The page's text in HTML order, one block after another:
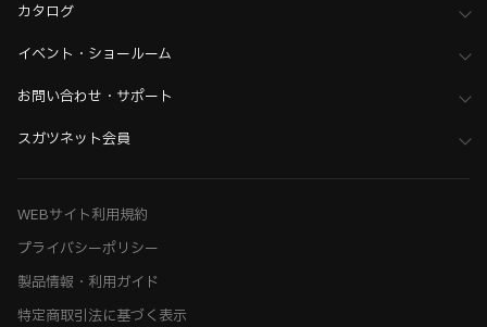
カタログ
イベント・ショールーム
お問い合わせ・サポート
スガツネット会員
WEBサイト利用規約
プライバシーポリシー
製品情報・利用ガイド
特定商取引法に基づく表示